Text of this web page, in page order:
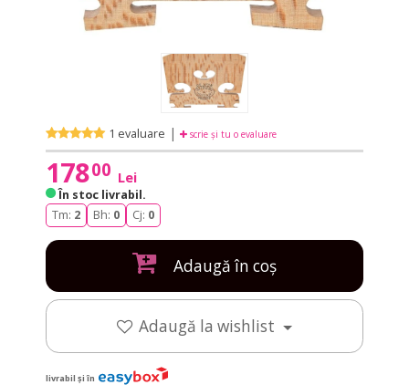
1 evaluare | scrie și tu o evaluare
17800 Lei
În stoc livrabil.
Tm: 2 Bh: 0 Cj: 0
Adaugă în coș
Adaugă la wishlist
livrabil și în